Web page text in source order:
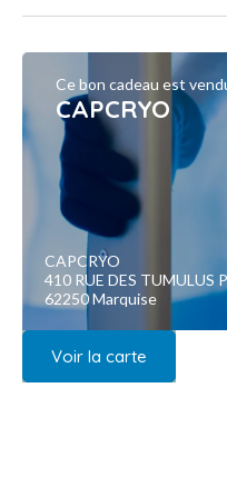
Ce bon cadeau est
CAPCRYO
CAPCRYO
410 RUE DES TUMULUS
62250 Marquise
Voir la carte